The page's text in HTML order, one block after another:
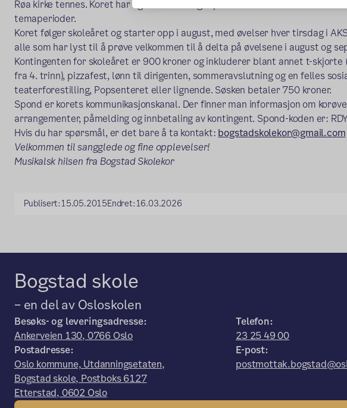
Røa kirke tennes. Koret har også forestillinger på skolen i forbindelse med
temaperioder.
Koret følger skoleåret og starter opp i august, med øvelser hver tirsdag i
alle som har lyst til å prøve velkommen til å delta på øvelsene i august og
Kontingenten for skoleåret er 900 kroner og inkluderer blant annet t-skjorte
fra 4. trinn), pizzafest, lønn til dirigenten, sommeravslutning og en felles
teaterforestilling, Popsenteret eller lignende. Søsken betaler 750 kroner.
Spond er korets kommunikasjonskanal. Der finner man informasjon om
arrangementer, påmelding og innbetaling av kontingent. Spond-koden er:
Hvis du har spørsmål, er det bare å ta kontakt: bogstadskolekor@gmail.com
Velkommen til sangglede og fine opplevelser!
Musikalsk hilsen fra Bogstad Skolekor
Publisert:15.05.2015Endret:16.03.2026
Bogstad skole
– en del av Osloskolen
Besøks- og leveringsadresse:
Ankerveien 130, 0766 Oslo
Postadresse:
Oslo kommune, Utdanningsetaten,
Bogstad skole, Postboks 6127
Etterstad, 0602 Oslo
Telefon:
23 25 49 00
E-post: